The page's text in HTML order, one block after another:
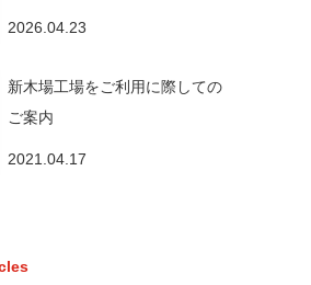
2026.04.23
新木場工場をご利用に際しての
ご案内
2021.04.17